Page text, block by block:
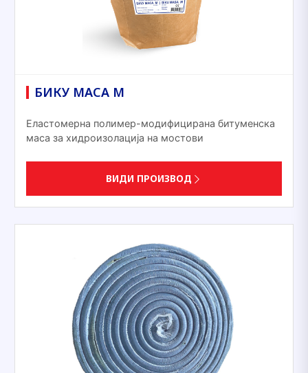
БИКУ МАСА М
Еластомерна полимер-модифицирана битуменска
маса за хидроизолација на мостови
ВИДИ ПРОИЗВОД